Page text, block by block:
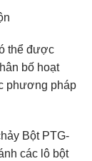
thể được
bố hoạt
phương pháp
Bột PTG-
các lô bột